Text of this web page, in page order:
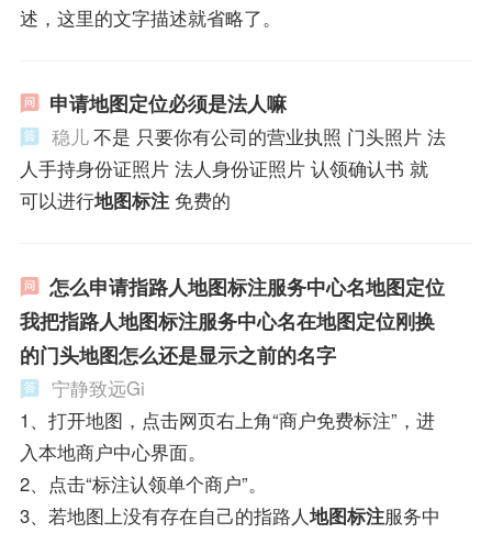
述，这里的文字描述就省略了。
申请地图定位必须是法人嘛
稳儿不是 只要你有公司的营业执照 门头照片 法
人手持身份证照片 法人身份证照片 认领确认书 就
可以进行地图标注免费的
怎么申请指路人地图标注服务中心名地图定位
我把指路人地图标注服务中心名在地图定位刚换
的门头地图怎么还是显示之前的名字
宁静致远Gi
1、打开地图，点击网页右上角“商户免费标注”，进
入本地商户中心界面。
2、点击“标注认领单个商户”。
3、若地图上没有存在自己的指路人地图标注服务中